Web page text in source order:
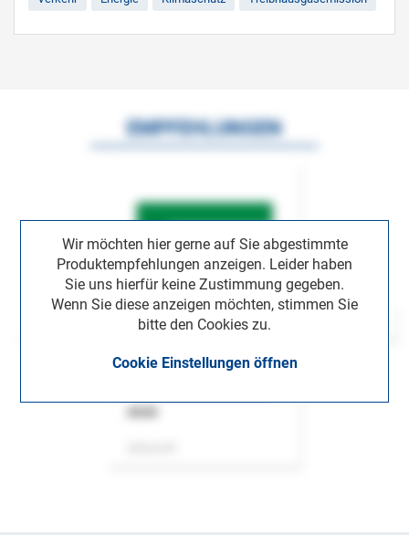
Wir möchten hier gerne auf Sie abgestimmte
Produktempfehlungen anzeigen. Leider haben
Sie uns hierfür keine Zustimmung gegeben.
Wenn Sie diese anzeigen möchten, stimmen Sie
bitte den Cookies zu.
Cookie Einstellungen öffnen
EMPFEHLUNGEN